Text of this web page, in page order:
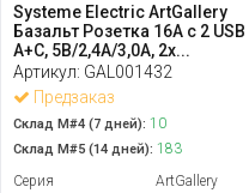
Systeme Electric ArtGallery
Базальт Розетка 16А с 2 USB
A+C, 5В/2,4А/3,0А, 2х...
Артикул: GAL001432
Предзаказ
Склад М#4 (7 дней): 10
Склад М#5 (14 дней): 183
Серия
ArtGallery